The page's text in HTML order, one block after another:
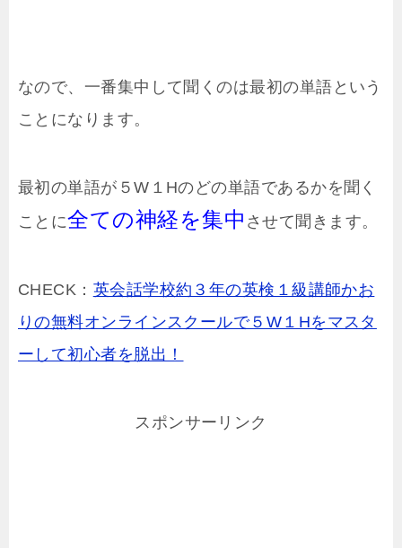
なので、一番集中して聞くのは最初の単語という
ことになります。
最初の単語が５W１Hのどの単語であるかを聞く
ことに全ての神経を集中 させて聞きます。
CHECK： 英会話学校約３年の英検１級講師かお
りの無料オンラインスクールで５W１Hをマスタ
ーして初心者を脱出！
スポンサーリンク